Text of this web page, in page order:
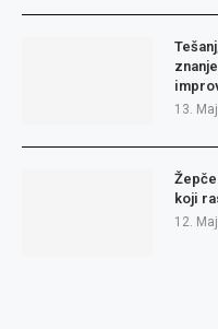
13.
koji
12.